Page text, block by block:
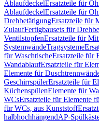
AblaufdeckelErsatzteile für
AblaufdeckelErsatzteile für
DrehbetätigungErsatzteile für
ZulaufFertigbausets für
VentilstopfenErsatzteile für
SystemwändeTragsysteme
für WaschtischeErsatzteile für
WandablaufErsatzteile für
Elemente für
GeschirrspülerErsatzteile für
KüchenspülenElemente für
WCsErsatzteile für Elemente
für WCs, aus Kunststoff
halbhochhängendAP-